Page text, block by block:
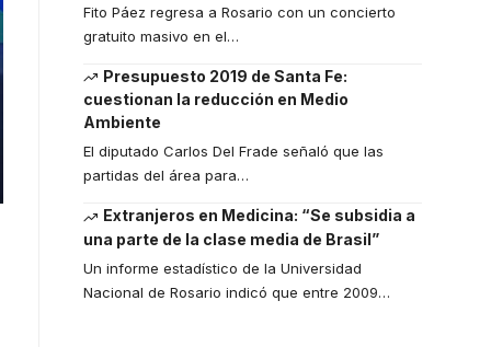
Fito Páez regresa a Rosario con un concierto
gratuito masivo en el…
Presupuesto 2019 de Santa Fe:
cuestionan la reducción en Medio
Ambiente
El diputado Carlos Del Frade señaló que las
partidas del área para…
Extranjeros en Medicina: “Se subsidia a
una parte de la clase media de Brasil”
Un informe estadístico de la Universidad
Nacional de Rosario indicó que entre 2009…